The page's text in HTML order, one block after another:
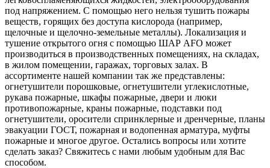
под напряжением. С помощью него нельзя тушить пожары
веществ, горящих без доступа кислорода (например,
щелочные и щелочно-земельные металлы). Локализация и
тушение открытого огня с помощью ШАР AFO может
производиться в производственных помещениях, на складах,
в жилом помещении, гаражах, торговых залах. В
ассортименте нашей компании так же представлены:
огнетушители порошковые, огнетушители углекислотные,
рукава пожарные, шкафы пожарные, двери и люки
противопожарные, краны пожарные, подставки под
огнетушители, оросители спринклерные и дренчерные, планы
эвакуации ГОСТ, пожарная и водопенная арматура, муфты
пожарные и многое другое. Остались вопросы или хотите
сделать заказ? Свяжитесь с нами любым удобным для Вас
способом.